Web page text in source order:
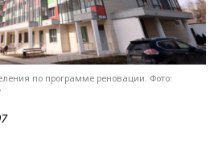
по программе реновации. Фото: